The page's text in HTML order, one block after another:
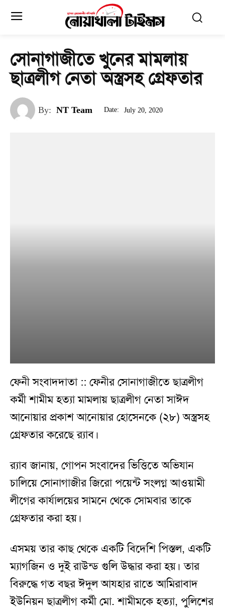
সোনাগাজীতে খুনের মামলায়
ছাত্রলীগ নেতা অস্ত্রসহ গ্রেফতার
By: NT Team Date: July 20, 2020
ফেনী সংবাদদাতা :: ফেনীর সোনাগাজীতে ছাত্রলীগ
কর্মী শামীম হত্যা মামলায় ছাত্রলীগ নেতা সাঈদ
আনোয়ার প্রকাশ আনোয়ার হোসেনকে (২৮) অস্ত্রসহ
গ্রেফতার করেছে র‌্যাব।
র‌্যাব জানায়, গোপন সংবাদের ভিত্তিতে অভিযান
চালিয়ে সোনাগাজীর জিরো পয়েন্ট সংলগ্ন আওয়ামী
লীগের কার্যালয়ের সামনে থেকে সোমবার তাকে
গ্রেফতার করা হয়।
এসময় তার কাছ থেকে একটি বিদেশি পিস্তল, একটি
ম্যাগজিন ও দুই রাউন্ড গুলি উদ্ধার করা হয়। তার
বিরুদ্ধে গত বছর ঈদুল আযহার রাতে আমিরাবাদ
ইউনিয়ন ছাত্রলীগ কর্মী মো. শামীমকে হত্যা, পুলিশের